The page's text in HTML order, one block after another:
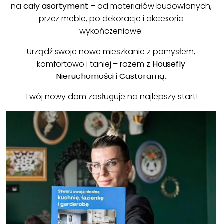
na cały asortyment – od materiałów budowlanych,
przez meble, po dekoracje i akcesoria
wykończeniowe.
Urządź swoje nowe mieszkanie z pomysłem,
komfortowo i taniej – razem z Housefly
Nieruchomościi Castoramą.
Twój nowy dom zasługuje na najlepszy start!